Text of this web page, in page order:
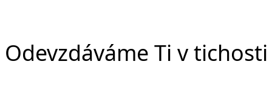
Odevzdáváme Ti v